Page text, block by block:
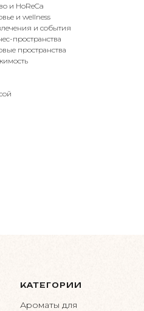
и HoReCa
и wellness
и события
пространства
пространства
КАТЕГОРИИ
Ароматы для